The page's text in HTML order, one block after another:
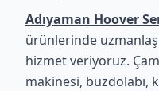
Adıyaman Hoover
ürünlerinde
hizmet veriyoruz.
makinesi, buzdolabı,